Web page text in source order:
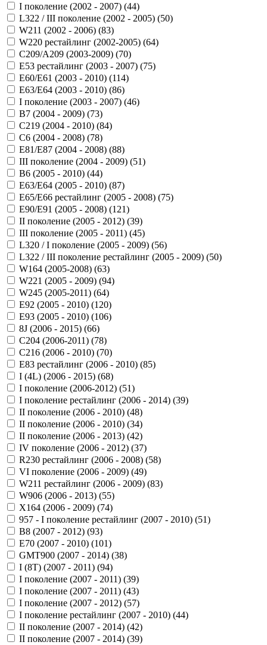
I поколение (2002 - 2007) (44)
L322 / III поколение (2002 - 2005) (50)
W211 (2002 - 2006) (83)
W220 рестайлинг (2002-2005) (64)
C209/A209 (2003-2009) (70)
E53 рестайлинг (2003 - 2007) (75)
E60/E61 (2003 - 2010) (114)
E63/E64 (2003 - 2010) (86)
I поколение (2003 - 2007) (46)
B7 (2004 - 2009) (73)
C219 (2004 - 2010) (84)
C6 (2004 - 2008) (78)
E81/E87 (2004 - 2008) (88)
III поколение (2004 - 2009) (51)
B6 (2005 - 2010) (44)
E63/E64 (2005 - 2010) (87)
E65/E66 рестайлинг (2005 - 2008) (75)
E90/E91 (2005 - 2008) (121)
II поколение (2005 - 2012) (39)
III поколение (2005 - 2011) (45)
L320 / I поколение (2005 - 2009) (56)
L322 / III поколение рестайлинг (2005 - 2009) (50)
W164 (2005-2008) (63)
W221 (2005 - 2009) (94)
W245 (2005-2011) (64)
Е92 (2005 - 2010) (120)
Е93 (2005 - 2010) (106)
8J (2006 - 2015) (66)
C204 (2006-2011) (78)
C216 (2006 - 2010) (70)
E83 рестайлинг (2006 - 2010) (85)
I (4L) (2006 - 2015) (68)
I поколение (2006-2012) (51)
I поколение рестайлинг (2006 - 2014) (39)
II поколение (2006 - 2010) (48)
II поколение (2006 - 2010) (34)
II поколение (2006 - 2013) (42)
IV поколение (2006 - 2012) (37)
R230 рестайлинг (2006 - 2008) (58)
VI поколение (2006 - 2009) (49)
W211 рестайлинг (2006 - 2009) (83)
W906 (2006 - 2013) (55)
X164 (2006 - 2009) (74)
957 - I поколение рестайлинг (2007 - 2010) (51)
B8 (2007 - 2012) (93)
E70 (2007 - 2010) (101)
GMT900 (2007 - 2014) (38)
I (8T) (2007 - 2011) (94)
I поколение (2007 - 2011) (39)
I поколение (2007 - 2011) (43)
I поколение (2007 - 2012) (57)
I поколение рестайлинг (2007 - 2010) (44)
II поколение (2007 - 2014) (42)
II поколение (2007 - 2014) (39)